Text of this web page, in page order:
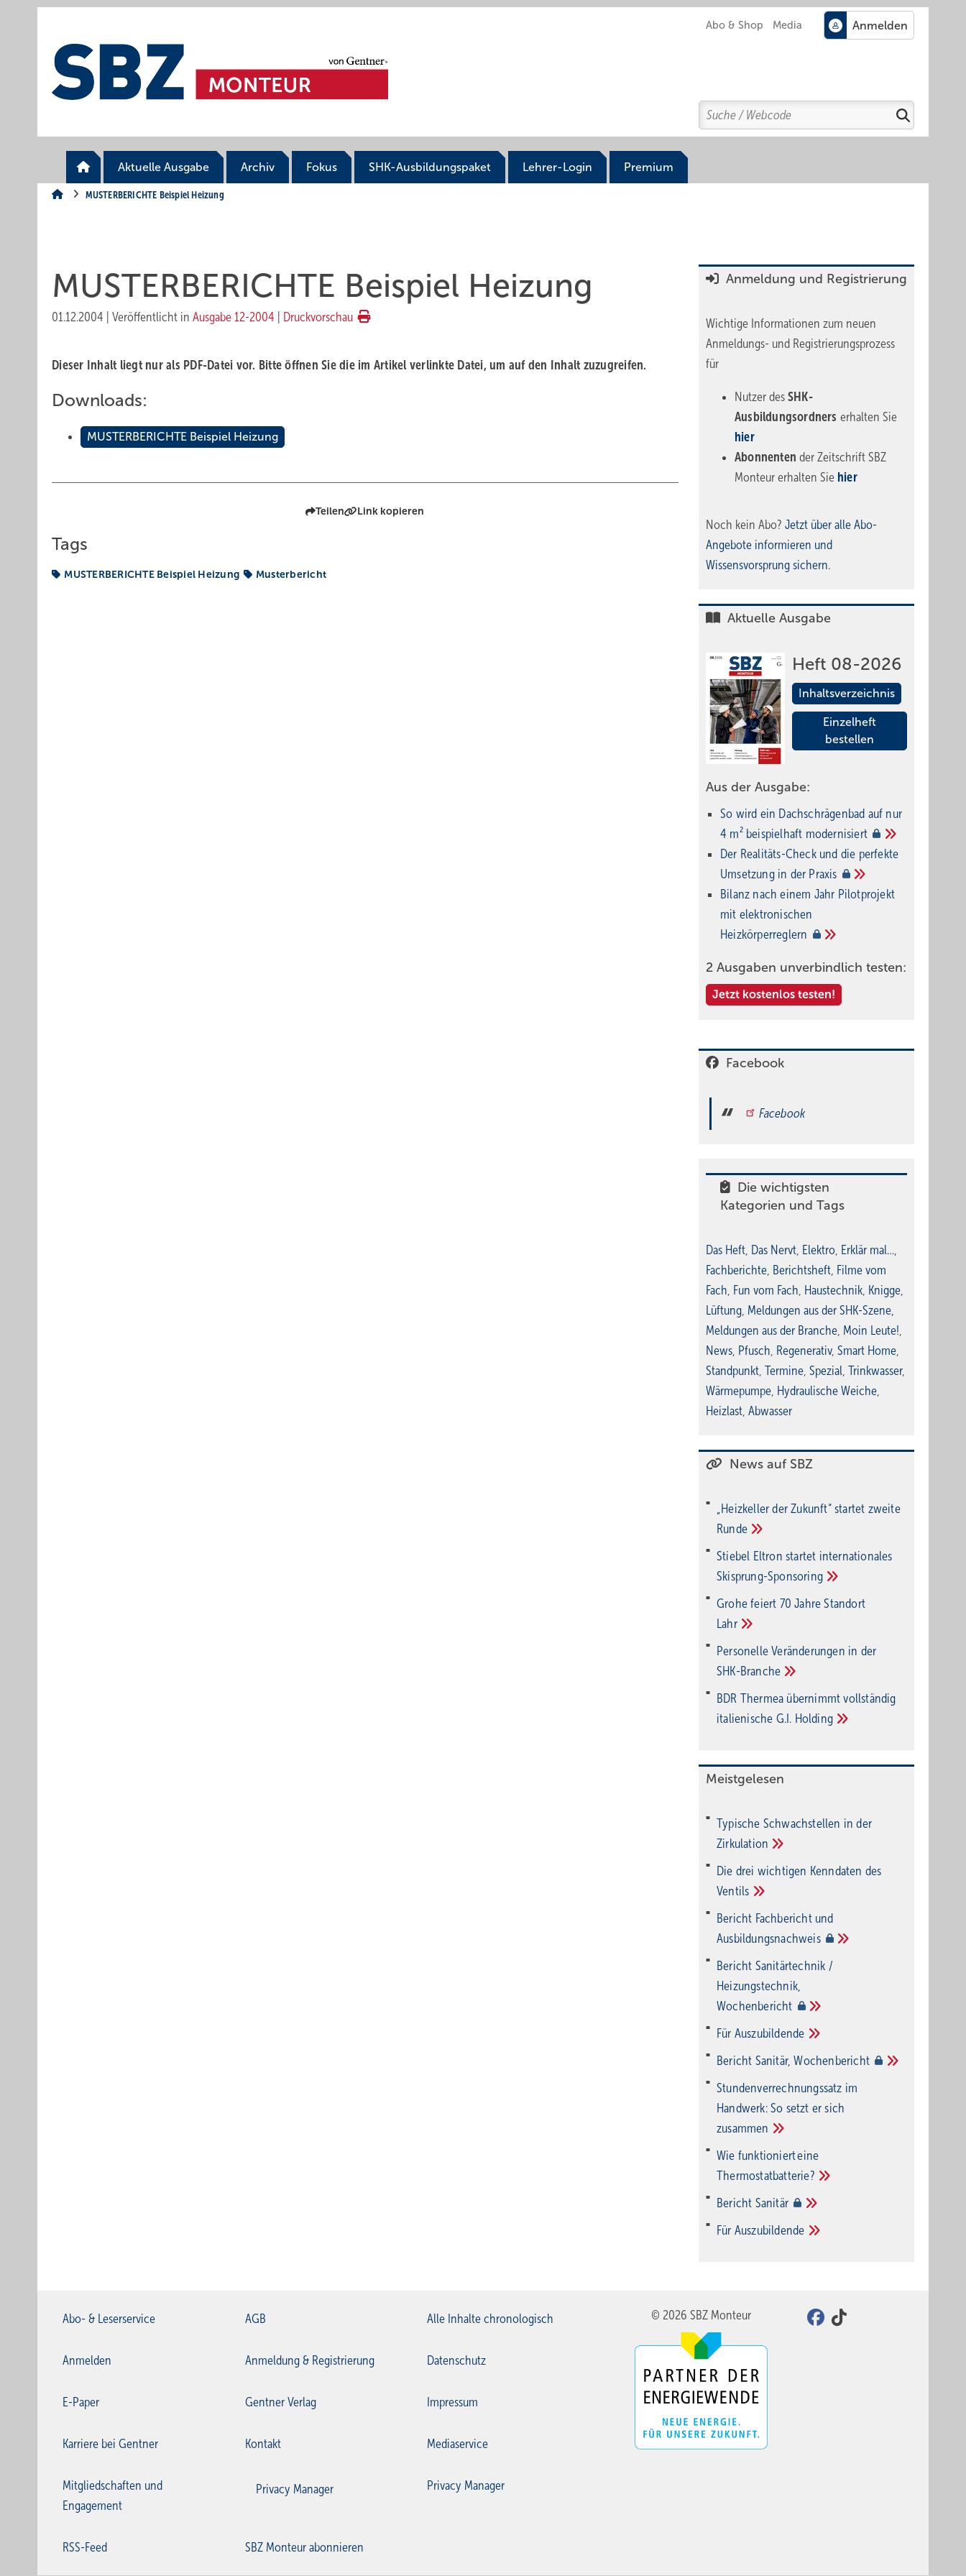
Abo & Shop Media
Search
Suchen
Aktuelle Ausgabe Archiv Fokus SHK-Ausbildungspaket Lehrer-Login Premium
MUSTERBERICHTE Beispiel Heizung
MUSTERBERICHTE Beispiel Heizung
01.12.2004 Veröffentlicht in Ausgabe 12-2004 Druckvorschau
Dieser Inhalt liegt nur als PDF-Datei vor. Bitte öffnen Sie die im Artikel verlinkte Datei, um auf den Inhalt zuzugreifen.
Downloads:
MUSTERBERICHTE Beispiel Heizung
Teilen Link kopieren
Tags
MUSTERBERICHTE Beispiel Heizung Musterbericht
Anmeldung und Registrierung
Wichtige Informationen zum neuen
Anmeldungs- und Registrierungsprozess
für
Nutzer des SHK-
Ausbildungsordners erhalten Sie
hier
Abonnentender Zeitschrift SBZ
Monteur erhalten Sie hier
Noch kein Abo? Jetzt über alle Abo-
Angebote informieren und
Wissensvorsprung sichern.
Aktuelle Ausgabe
Heft 08-2026
Inhaltsverzeichnis
Einzelheft
bestellen
Aus der Ausgabe:
So wird ein Dach­schrägenbad auf nur
4 m² beispielhaft modernisiert
Der Realitäts-Check und die perfekte
Umsetzung in der Praxis
Bilanz nach einem Jahr Pilotprojekt
mit elektronischen
Heizkörperreglern
2 Ausgaben unverbindlich testen:
Jetzt kostenlos testen!
Facebook
Facebook
Die wichtigsten
Kategorien und Tags
Das Heft, Das Nervt, Elektro, Erklär mal…,
Fachberichte, Berichtsheft, Filme vom
Fach, Fun vom Fach, Haustechnik, Knigge,
Lüftung, Meldungen aus der SHK-Szene,
Meldungen aus der Branche, Moin Leute!,
News, Pfusch, Regenerativ, Smart Home,
Standpunkt, Termine, Spezial, Trinkwasser,
Wärmepumpe, Hydraulische Weiche,
Heizlast, Abwasser
News auf SBZ
„Heizkeller der Zu­kunft“ star­tet zwei­te
Run­de
Stiebel Eltron startet internatio­nales
Ski­sprung-Spon­soring
Grohe feiert 70 Jahre Standort
Lahr
Personelle Veränderungen in der
SHK-Branche
BDR Thermea übernimmt vollständig
italienische G.I. Holding
Meistgelesen
Typische Schwachstellen in der
Zirkulation
Die drei wichtigen Kenndaten des
Ventils
Bericht Fachbericht und
Ausbildungsnachweis
Bericht Sanitärtechnik /
Heizungstechnik,
Wochenbericht
Für Auszubildende
Bericht Sanitär,Wochenbericht
Stundenverrechnungssatz im
Handwerk: So setzt er sich
zusammen
Wie funktioniert eine
Thermostatbatterie?
Bericht Sanitär
Für Auszubildende
Abo- & Leserservice AGB Alle Inhalte chronologisch
Anmelden Anmeldung & Registrierung Datenschutz
E-Paper Gentner Verlag Impressum
Karriere bei Gentner Kontakt Mediaservice
Mitgliedschaften und
Engagement
Privacy Manager Privacy Manager
RSS-Feed SBZ Monteur abonnieren
© 2026 SBZ Monteur